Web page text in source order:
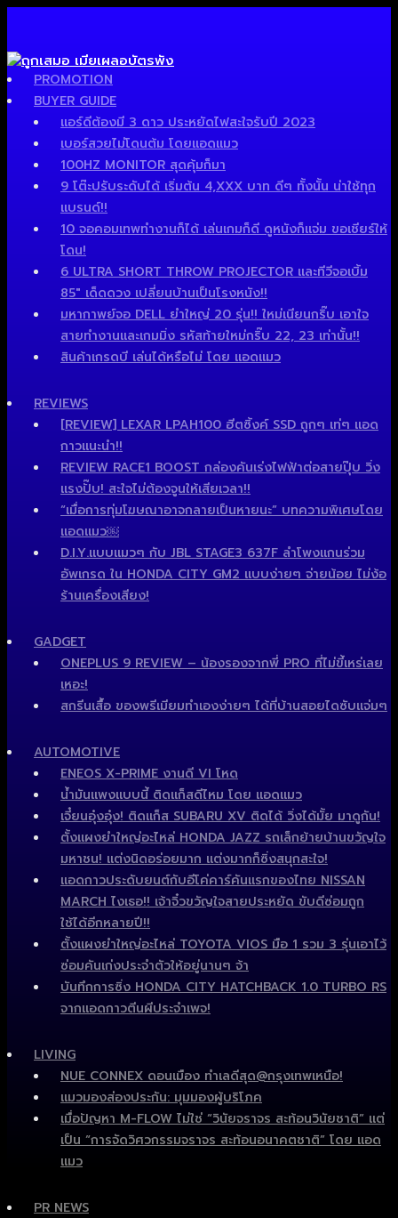
PROMOTION
BUYER GUIDE
แอร์ดีต้องมี 3 ดาว ประหยัดไฟสะใจรับปี 2023
เบอร์สวยไม่โดนต้ม โดยแอดแมว
100HZ MONITOR สุดคุ้มก็มา
9 โต๊ะปรับระดับได้ เริ่มต้น 4,XXX บาท ดีๆ ทั้งนั้น น่าใช้ทุก
แบรนด์!!
10 จอคอมเทพทำงานก็ได้ เล่นเกมก็ดี ดูหนังก็แจ่ม ขอเชียร์ให้
โดน!
6 ULTRA SHORT THROW PROJECTOR และทีวีจอเบิ้ม
85″ เด็ดดวง เปลี่ยนบ้านเป็นโรงหนัง!!
มหากาพย์จอ DELL ยำใหญ่ 20 รุ่น!! ใหม่เนียนกริ๊บ เอาใจ
สายทำงานและเกมมิ่ง รหัสท้ายใหม่กริ๊บ 22, 23 เท่านั้น!!
สินค้าเกรดบี เล่นได้หรือไม่ โดย แอดแมว
REVIEWS
[REVIEW] LEXAR LPAH100 ฮีตซิ้งค์ SSD ถูกๆ เท่ๆ แอด
กาวแนะนำ!!
REVIEW RACE1 BOOST กล่องคันเร่งไฟฟ้าต่อสายปุ๊บ วิ่ง
แรงปั๊บ! สะใจไม่ต้องจูนให้เสียเวลา!!
“เมื่อการทุ่มโฆษณาอาจกลายเป็นหายนะ” บทความพิเศษโดย
แอดแมว￼
D.I.Y.แบบแมวๆ กับ JBL STAGE3 637F ลำโพงแกนร่วม
อัพเกรด ใน HONDA CITY GM2 แบบง่ายๆ จ่ายน้อย ไม่ง้อ
ร้านเครื่องเสียง!
GADGET
ONEPLUS 9 REVIEW – น้องรองจากพี่ PRO ที่ไม่ขี้เหร่เลย
เหอะ!
สกรีนเสื้อ ของพรีเมียมทำเองง่ายๆ ได้ที่บ้านสอยไดซับแจ่มๆ
AUTOMOTIVE
ENEOS X-PRIME งานดี VI โหด
น้ำมันแพงแบบนี้ ติดแก็สดีไหม โดย แอดแมว
เจี๋ยนอุ๋งอุ๋ง! ติดแก็ส SUBARU XV ติดได้ วิ่งได้มั้ย มาดูกัน!
ตั้งแผงยำใหญ่อะไหล่ HONDA JAZZ รถเล็กย้ายบ้านขวัญใจ
มหาชน! แต่งนิดอร่อยมาก แต่งมากก็ซิ่งสนุกสะใจ!
แอดกาวประดับยนต์กับอีโค่คาร์คันแรกของไทย NISSAN
MARCH ไงเธอ!! เจ้าจิ๋วขวัญใจสายประหยัด ขับดีซ่อมถูก
ใช้ได้อีกหลายปี!!
ตั้งแผงยำใหญ่อะไหล่ TOYOTA VIOS มือ 1 รวม 3 รุ่นเอาไว้
ซ่อมคันเก่งประจำตัวให้อยู่นานๆ จ้า
บันทึกการซิ่ง HONDA CITY HATCHBACK 1.0 TURBO RS
จากแอดกาวตีนผีประจำเพจ!
LIVING
NUE CONNEX ดอนเมือง ทำเลดีสุด@กรุงเทพเหนือ!
แมวมองส่องประกัน: มุมมองผู้บริโภค
เมื่อปัญหา M-FLOW ไม่ใช่ “วินัยจราจร สะท้อนวินัยชาติ” แต่
เป็น “การจัดวิศวกรรมจราจร สะท้อนอนาคตชาติ” โดย แอด
แมว
PR NEWS